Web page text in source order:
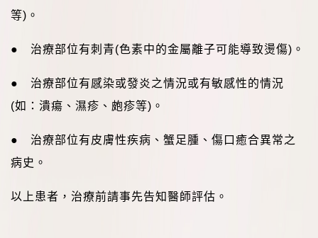
等) 。
● 治療部位有刺青(色素中的金屬離子可能導致燙傷) 。
● 治療部位有感染或發炎之情況或有敏感性的情況
(如：潰瘍、濕疹、皰疹等) 。
● 治療部位有皮膚性疾病、蟹足腫、傷口癒合異常之
病史。
以上患者，治療前請事先告知醫師評估。